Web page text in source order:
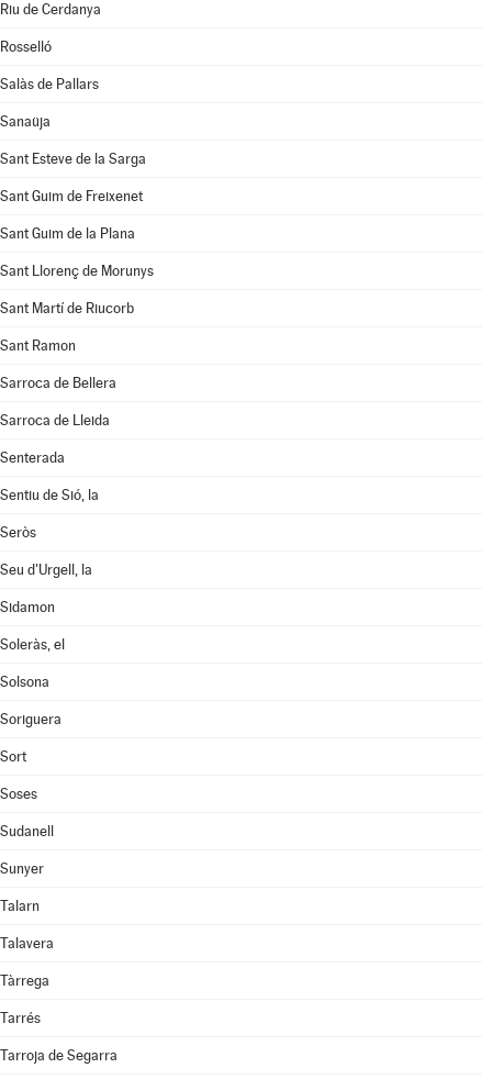
Riu de Cerdanya
Rosselló
Salàs de Pallars
Sanaüja
Sant Esteve de la Sarga
Sant Guim de Freixenet
Sant Guim de la Plana
Sant Llorenç de Morunys
Sant Martí de Riucorb
Sant Ramon
Sarroca de Bellera
Sarroca de Lleida
Senterada
Sentiu de Sió, la
Seròs
Seu d'Urgell, la
Sidamon
Soleràs, el
Solsona
Soriguera
Sort
Soses
Sudanell
Sunyer
Talarn
Talavera
Tàrrega
Tarrés
Tarroja de Segarra